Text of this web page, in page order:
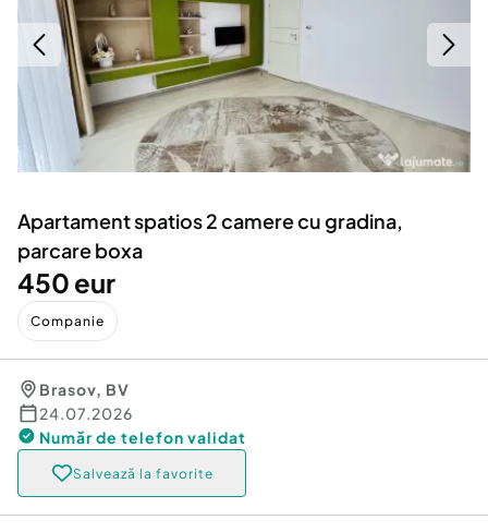
Servicii
Animale de companie
Afaceri și echipamente profesionale
Inchiriere Bunuri si Vehicule
Utilaje agricole si industriale
Piese auto si accesorii
Dacia Duster
Apartament spatios 2 camere cu gradina,
parcare boxa
450 eur
Companie
Brasov, BV
24.07.2026
Număr de telefon validat
Salvează la favorite